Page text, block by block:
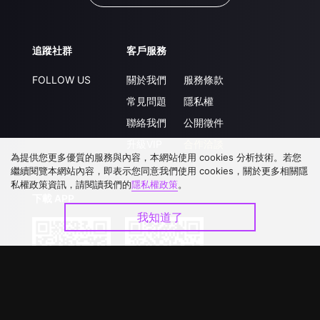
追蹤社群
FOLLOW US
客戶服務
關於我們
常見問題
聯絡我們
服務條款
隱私權
公開徵件
為提供您更多優質的服務與內容，本網站使用 cookies 分析技術。若您
繼續閱覽本網站內容，即表示您同意我們使用 cookies，關於更多相關隱
私權政策資訊，請閱讀我們的隱私權政策。
我知道了